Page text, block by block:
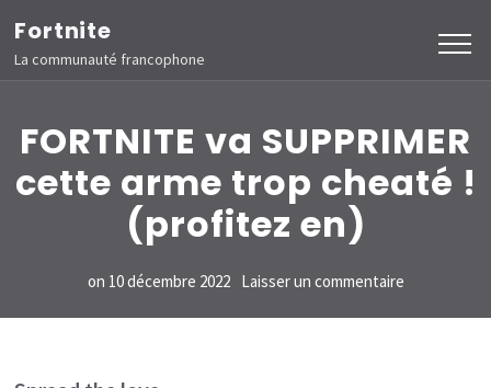
Aller
au
contenu
Entrée)
Fortnite
La communauté francophone
FORTNITE va SUPPRIMER
cette arme trop cheaté !
(profitez en)
on 10 décembre 2022 Laisser un commentairesur
FORTNITE